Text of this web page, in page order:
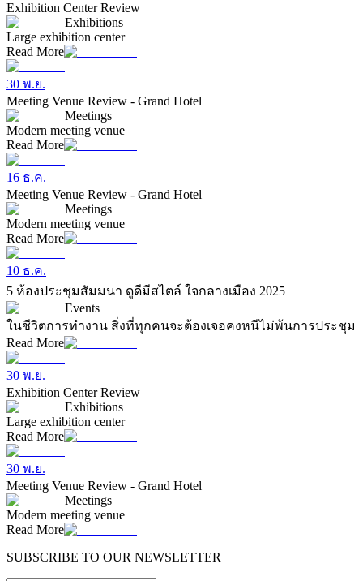
Exhibition Center Review
Exhibitions
Large exhibition center
Read More
30 พ.ย.
Meeting Venue Review - Grand Hotel
Meetings
Modern meeting venue
Read More
16 ธ.ค.
Meeting Venue Review - Grand Hotel
Meetings
Modern meeting venue
Read More
10 ธ.ค.
5 ห้องประชุมสัมมนา ดูดีมีสไตล์ ใจกลางเมือง 2025
Events
ในชีวิตการทำงาน สิ่งที่ทุกคนจะต้องเจอคงหนีไม่พ้นการประชุม
Read More
30 พ.ย.
Exhibition Center Review
Exhibitions
Large exhibition center
Read More
30 พ.ย.
Meeting Venue Review - Grand Hotel
Meetings
Modern meeting venue
Read More
SUBSCRIBE TO OUR NEWSLETTER